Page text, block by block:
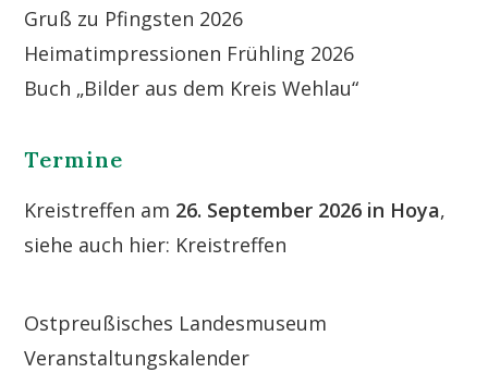
Gruß zu Pfingsten 2026
Heimatimpressionen Frühling 2026
Buch „Bilder aus dem Kreis Wehlau“
Termine
Kreistreffen am 26. September 2026 in Hoya,
siehe auch hier: Kreistreffen
Ostpreußisches Landesmuseum
Veranstaltungskalender